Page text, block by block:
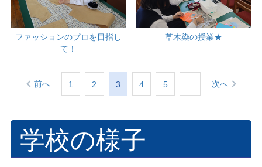
ファッションのプロを目指し
て！
草木染の授業★
前へ 1 2 3 4 5 次へ
学校の様子